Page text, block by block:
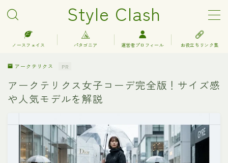
Style Clash
MENU
アークテリクス
エルエルビーン
キーン
グレゴリー
ノースフェイス パタゴニア 運営者プロフィール お役立ちリンク集
アークテリクス PR
アークテリクス女子コーデ完全版！サイズ感
や人気モデルを解説